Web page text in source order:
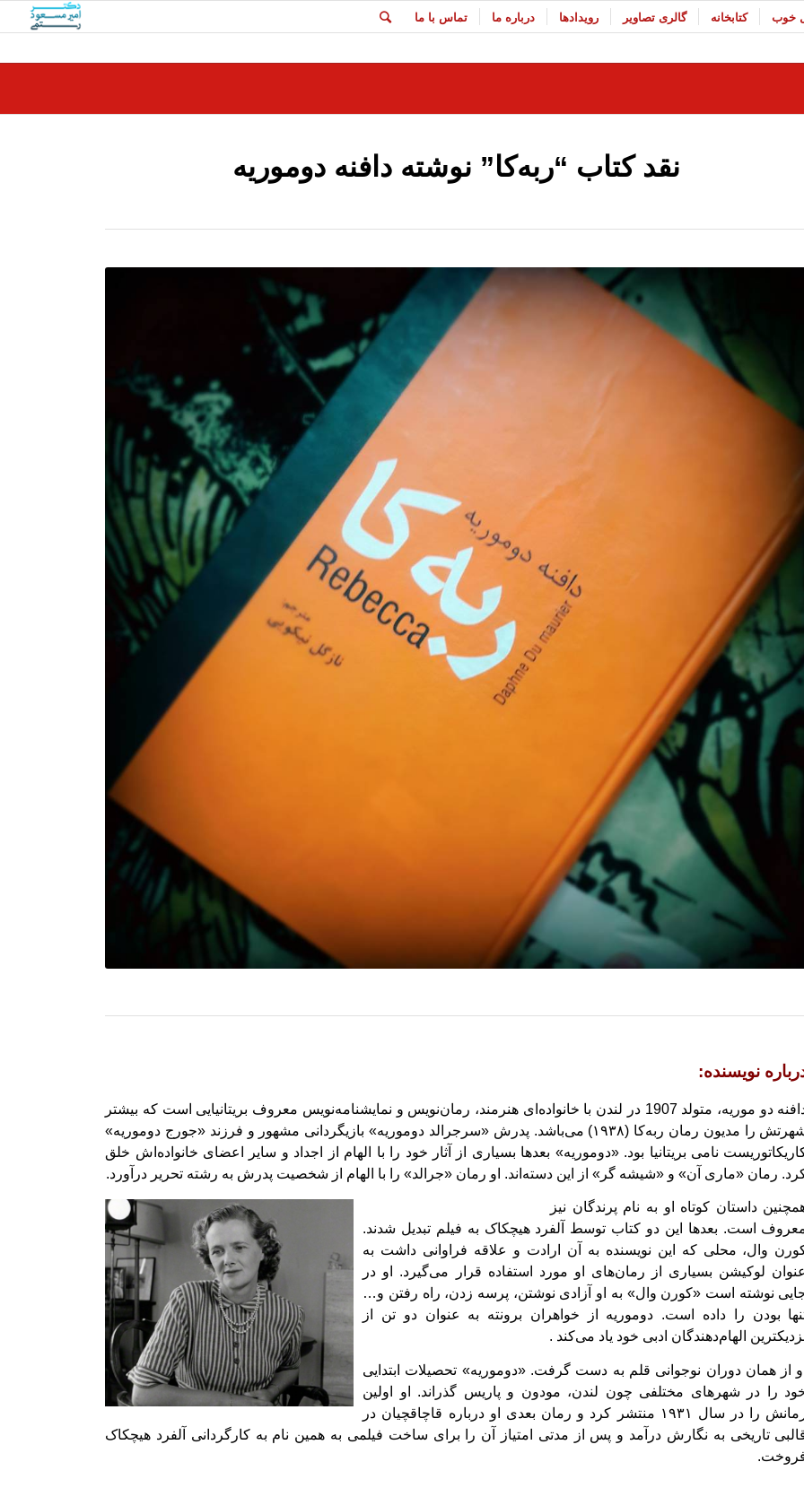
خوب کتابخانه گالری تصاویر رویدادها درباره ما تماس با ما
نقد کتاب “ربه‌کا” نوشته دافنه دوموریه
نویسنده:
دافنه دو موریه، متولد 1907 در لندن با خانواده‌ای هنرمند، رمان‌نویس و نمایشنامه‌نویس معروف بریتانیایی است که بیشتر
شهرتش را مدیون رمان ربه‌کا (۱۹۳۸) می‌باشد. پدرش «سرجرالد دوموریه» بازیگردانی مشهور و فرزند «جورج دوموریه»
نامی بریتانیا بود. «دوموریه» بعدها بسیاری از آثار خود را با الهام از اجداد و سایر اعضای خانواده‌اش خلق
رمان «ماری آن» و «شیشه گر» از این دسته‌اند. او رمان «جرالد» را با الهام از شخصیت پدرش به رشته تحریر درآورد.
داستان کوتاه او به نام پرندگان نیز
است. بعدها این دو کتاب توسط آلفرد هیچکاک به فیلم تبدیل شدند.
وال، محلی که این نویسنده به آن ارادت و علاقه فراوانی داشت به
عنوان لوکیشن بسیاری از رمان‌های او مورد استفاده قرار می‌گیرد. او در
نوشته است «کورن وال» به او آزادی نوشتن، پرسه زدن، راه رفتن و…
بودن را داده است. دوموریه از خواهران برونته به عنوان دو تن از
الهام‌دهندگان ادبی خود یاد می‌کند .
او از همان دوران نوجوانی قلم به دست گرفت. «دوموریه» تحصیلات ابتدایی
را در شهرهای مختلفی چون لندن، مودون و پاریس گذراند. او اولین
رمانش را در سال ۱۹۳۱ منتشر کرد و رمان بعدی او درباره قاچاقچیان در
تاریخی به نگارش درآمد و پس از مدتی امتیاز آن را برای ساخت فیلمی به همین نام به کارگردانی آلفرد هیچکاک